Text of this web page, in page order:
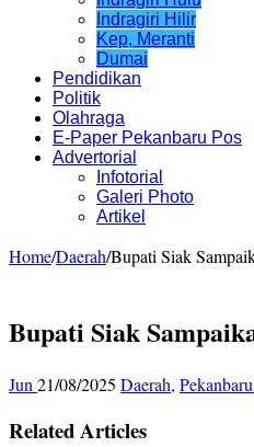
Indragiri Hilir
Kep, Meranti
Dumai
Pendidikan
Politik
Olahraga
E-Paper Pekanbaru Pos
Advertorial
Infotorial
Galeri Photo
Artikel
Home/Daerah/Bupati Siak
Bupati Siak
Jun 21/08/2025 Daerah,
Related Articles